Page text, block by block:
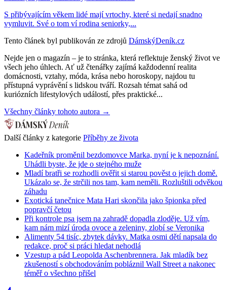
S přibývajícím věkem lidé mají vrtochy, které si nedají snadno
vymluvit. Své o tom ví rodina seniorky,...
Tento článek byl publikován ze zdrojů DámskýDeník.cz
Nejde jen o magazín – je to stránka, která reflektuje ženský život ve
všech jeho úhlech. Ať už čtenářky zajímá každodenní realita
domácnosti, vztahy, móda, krása nebo horoskopy, najdou tu
přístupná vyprávění s lidskou tváří. Rozsah témat sahá od
kuriózních lifestylových událostí, přes praktické...
Všechny články tohoto autora →
Další články z kategorie Příběhy ze života
Kadeřník proměnil bezdomovce Marka, nyní je k nepoznání.
Uhádli byste, že jde o stejného muže
Mladí bratři se rozhodli ověřit si starou pověst o jejich domě.
Ukázalo se, že strčili nos tam, kam neměli. Rozluštili odvěkou
záhadu
Exotická tanečnice Mata Hari skončila jako špionka před
popravčí četou
Při kontrole psa jsem na zahradě dopadla zloděje. Už vím,
kam nám mizí úroda ovoce a zeleniny, zlobí se Veronika
Alimenty 54 tisíc, zbytek dávky. Matka osmi dětí napsala do
redakce, proč si práci hledat nehodlá
Vzestup a pád Leopolda Aschenbrennera. Jak mladík bez
zkušeností s obchodováním pobláznil Wall Street a nakonec
téměř o všechno přišel